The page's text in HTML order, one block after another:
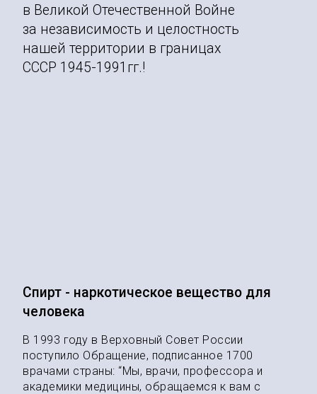
в Великой Отечественной Войне
за независимость и целостность
нашей территории в границах
СССР 1945-1991гг.!
Спирт - наркотическое вещество для
человека
В 1993 году в Верховный Совет России
поступило Обращение, подписанное 1700
врачами страны: “Мы, врачи, профессора и
академики медицины, обращаемся к вам с